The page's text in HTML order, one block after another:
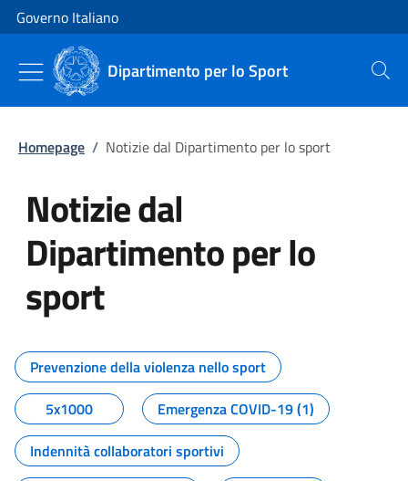
Vai al contenuto
Vai alla navigazione del sito
Governo Italiano
Dipartimento per lo Sport Cerca
Homepage / Notizie dal Dipartimento per lo sport
Notizie dal
Dipartimento per lo
sport
Tutti i contenuti della pagina
Prevenzione della violenza nello sport
5x1000
Emergenza COVID-19 (1)
Indennità collaboratori sportivi